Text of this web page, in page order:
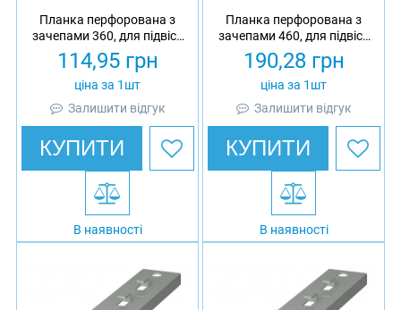
Планка перфорована з
зачепами 360, для підвісу
сітчастого лотка 300,
оцинкована, Ardic
114,95грн
ціна за 1шт
Залишити відгук
КУПИТИ
В наявності
Планка перфорована з
зачепами 460, для підвісу
сітчастого лотка 400,
оцинкована, Ardic
190,28грн
ціна за 1шт
Залишити відгук
КУПИТИ
В наявності